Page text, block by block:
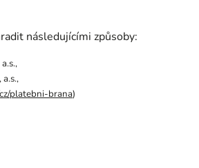
následujícími způsoby:
platebni-brana)